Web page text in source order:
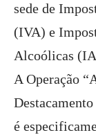
sede de
(IVA) e
Alcoólicas
A Operação
é